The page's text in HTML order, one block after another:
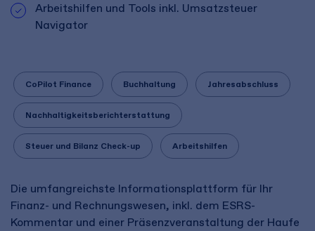
Arbeitshilfen und Tools inkl. Umsatzsteuer
Navigator
CoPilot Finance Buchhaltung Jahresabschluss
Nachhaltigkeitsberichterstattung
Steuer und Bilanz Check-up Arbeitshilfen
Die umfangreichste Informationsplattform für Ihr
Finanz- und Rechnungswesen, inkl. dem ESRS-
Kommentar und einer Präsenzveranstaltung der Haufe